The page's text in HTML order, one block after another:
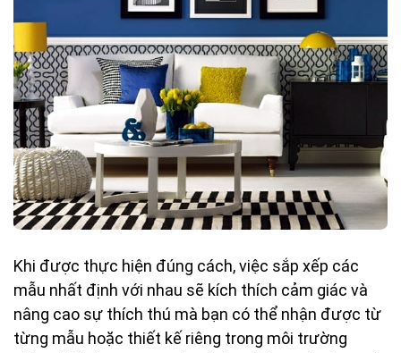
Khi được thực hiện đúng cách, việc sắp xếp các
mẫu nhất định với nhau sẽ kích thích cảm giác và
nâng cao sự thích thú mà bạn có thể nhận được từ
từng mẫu hoặc thiết kế riêng trong môi trường